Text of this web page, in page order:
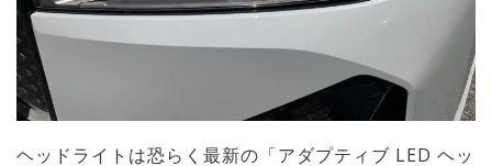
ヘッドライトは恐らく最新の「アダプティブ LED ヘッ